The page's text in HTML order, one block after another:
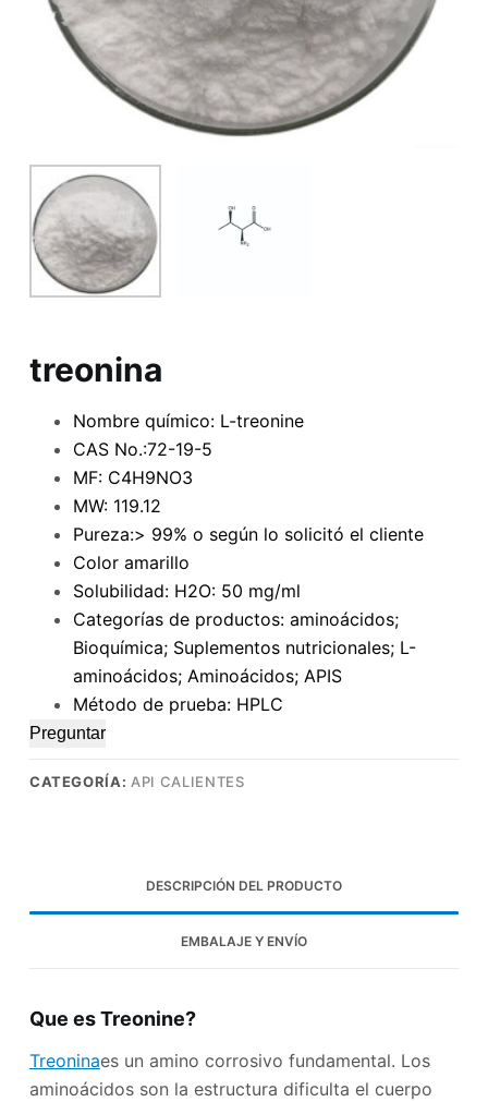
treonina
Nombre químico: L-treonine
CAS No.:72-19-5
MF: C4H9NO3
MW: 119.12
Pureza:> 99% o según lo solicitó el cliente
Color amarillo
Solubilidad: H2O: 50 mg/ml
Categorías de productos: aminoácidos;
Bioquímica; Suplementos nutricionales; L-
aminoácidos; Aminoácidos; APIS
Método de prueba: HPLC
Preguntar
CATEGORÍA: API CALIENTES
DESCRIPCIÓN DEL PRODUCTO
EMBALAJE Y ENVÍO
Que es Treonine?
Treoninaes un amino corrosivo fundamental. Los
aminoácidos son la estructura dificulta el cuerpo